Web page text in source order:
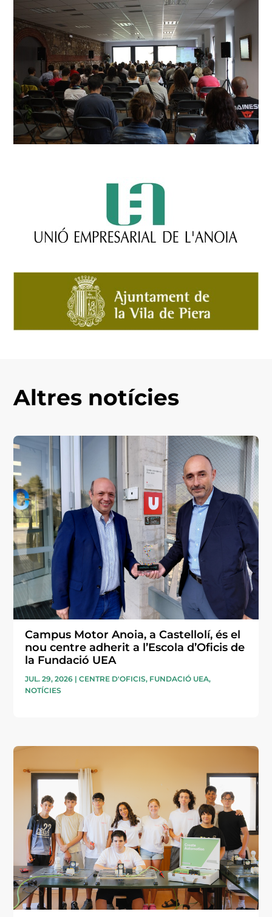
Altres notícies
Campus Motor Anoia, a Castellolí, és el
nou centre adherit a l’Escola d’Oficis de
la Fundació UEA
JUL. 29, 2026 |CENTRE D'OFICIS, FUNDACIÓ UEA,
NOTÍCIES